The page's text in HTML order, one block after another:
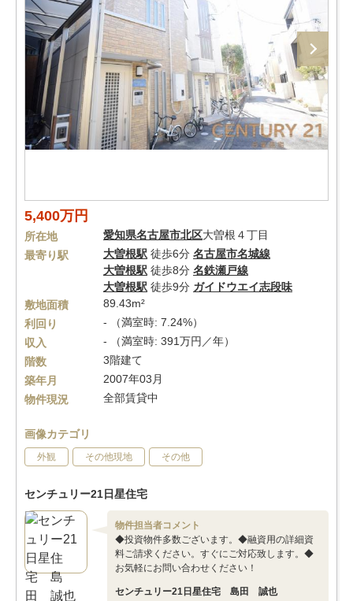
5,400万円
所在地 愛知県名古屋市北区大曽根４丁目
最寄り駅
大曽根駅 徒歩6分 名古屋市名城線
大曽根駅 徒歩8分 名鉄瀬戸線
大曽根駅 徒歩9分 ガイドウエイ志段味
敷地面積
89.43m²
利回り
- （満室時: 7.24%）
収入
- （満室時: 391万円／年）
階数
3階建て
築年月
2007年03月
物件現況
全部賃貸中
画像カテゴリ
外観 その他現地 その他
センチュリー21日星住宅
物件担当者コメント
◆投資物件多数ございます。◆融資用の詳細資
料ご請求ください。すぐにご対応致します。◆
お気軽にお問い合わせください！
センチュリー21日星住宅 島田 誠也